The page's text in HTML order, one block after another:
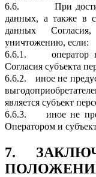
6.6.
При
данных, а также в
данных
уничтожению, если:
6.6.1.
оператор
Согласия субъекта
6.6.2.
иное не
является субъект
6.6.3.
иное не
Оператором и
7.